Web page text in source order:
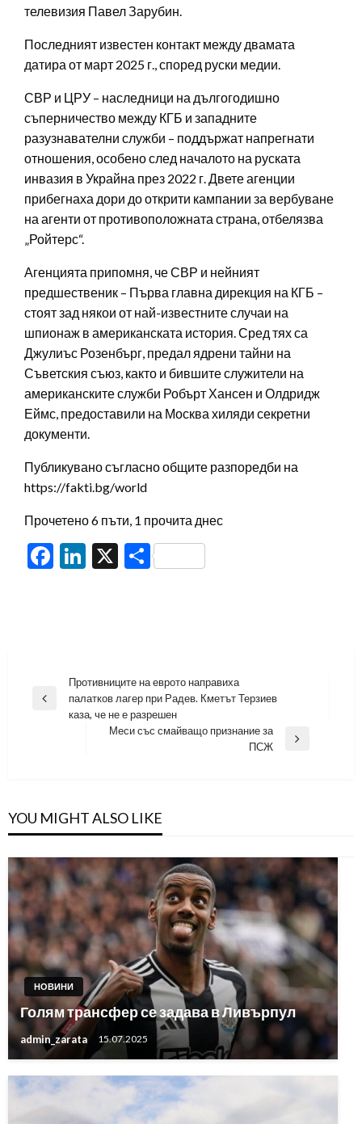
телевизия Павел Зарубин.
Последният известен контакт между двамата
датира от март 2025 г., според руски медии.
СВР и ЦРУ – наследници на дългогодишно
съперничество между КГБ и западните
разузнавателни служби – поддържат напрегнати
отношения, особено след началото на руската
инвазия в Украйна през 2022 г. Двете агенции
прибегнаха дори до открити кампании за вербуване
на агенти от противоположната страна, отбелязва
„Ройтерс“.
Агенцията припомня, че СВР и нейният
предшественик – Първа главна дирекция на КГБ –
стоят зад някои от най-известните случаи на
шпионаж в американската история. Сред тях са
Джулиъс Розенбърг, предал ядрени тайни на
Съветския съюз, както и бившите служители на
американските служби Робърт Хансен и Олдридж
Еймс, предоставили на Москва хиляди секретни
документи.
Публикувано съгласно общите разпоредби на
https://fakti.bg/world
Прочетено 6 пъти, 1 прочита днес
Facebook
LinkedIn
X Share
Навигация
Previous
Противниците на еврото направиха
палатков лагер при Радев. Кметът Терзиев
каза, че не е разрешен
Меси със смайващо признание за
ПСЖ
YOU MIGHT ALSO LIKE
НОВИНИ
Голям трансфер се задава в Ливърпул
admin_zarata 15.07.2025